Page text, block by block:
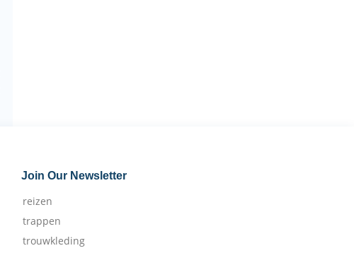
Join Our Newsletter
reizen
trappen
trouwkleding